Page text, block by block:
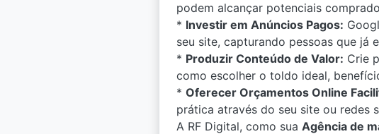
podem alcançar potenciais
* Investir em Anúncios Pagos:
seu site, capturando pessoas que já
* Produzir Conteúdo de Valor: Crie
como escolher o toldo ideal,
* Oferecer Orçamentos Online
prática através do seu site ou redes
A RF Digital, como sua Agência de